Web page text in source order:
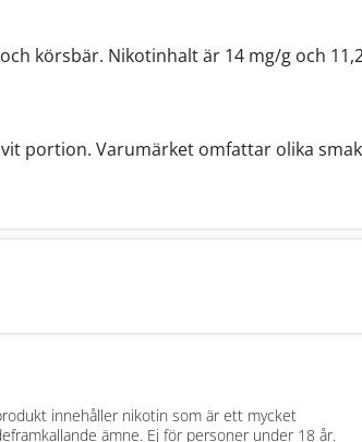
körsbär. Nikotinhalt är 14 mg/g och
portion. Varumärket omfattar olika
innehåller nikotin som är ett mycket
ämne. Ej för personer under 18 år.